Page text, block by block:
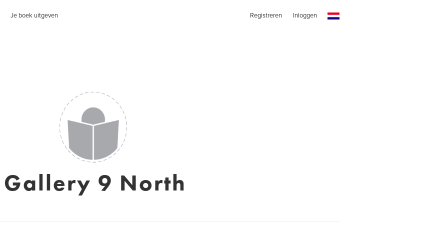
Je boek uitgeven Registreren Inloggen
Gallery 9 North